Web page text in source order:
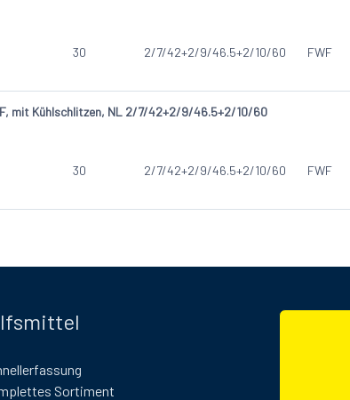
30 2/7/42+2/9/46.5+2/10/60 FWF
mit Kühlschlitzen, NL 2/7/42+2/9/46.5+2/10/60
30 2/7/42+2/9/46.5+2/10/60 FWF
Sortiment